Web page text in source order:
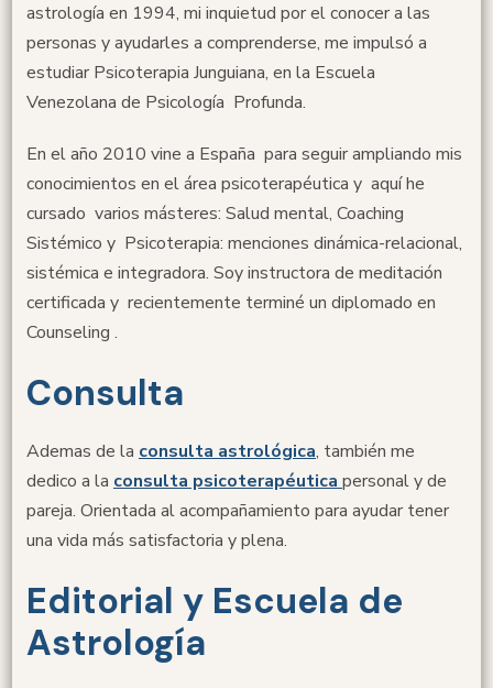
astrología en 1994, mi inquietud por el conocer a las
personas y ayudarles a comprenderse, me impulsó a
estudiar Psicoterapia Junguiana, en la Escuela
Venezolana de Psicología Profunda.
En el año 2010 vine a España para seguir ampliando mis
conocimientos en el área psicoterapéutica y aquí he
cursado varios másteres: Salud mental, Coaching
Sistémico y Psicoterapia: menciones dinámica-relacional,
sistémica e integradora. Soy instructora de meditación
certificada y recientemente terminé un diplomado en
Counseling .
Consulta
Ademas de la consulta astrológica, también me
dedico a la consulta psicoterapéutica personal y de
pareja. Orientada al acompañamiento para ayudar tener
una vida más satisfactoria y plena.
Editorial y Escuela de
Astrología